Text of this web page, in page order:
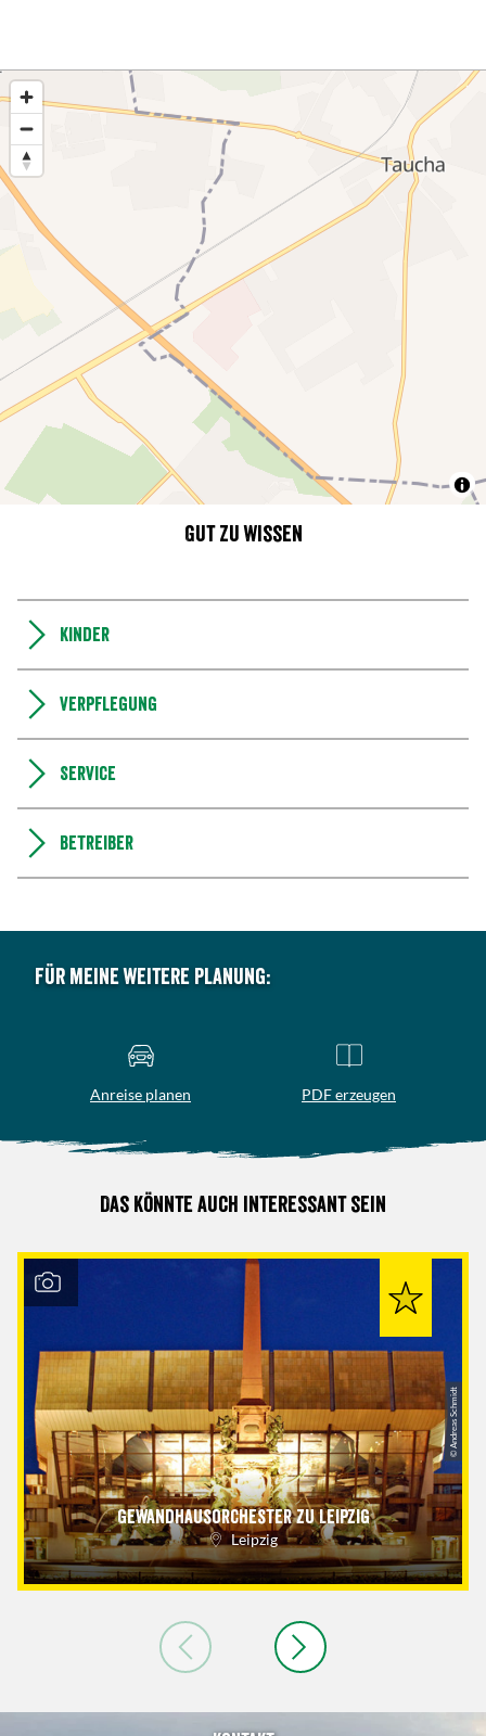
Gut zu wissen
Kinder
Verpflegung
Service
Betreiber
Für meine weitere Planung:
Anreise planen PDF erzeugen
Das könnte auch interessant sein
Gewandhausorchester zu Leipzig
Leipzig
© Andreas Schmidt